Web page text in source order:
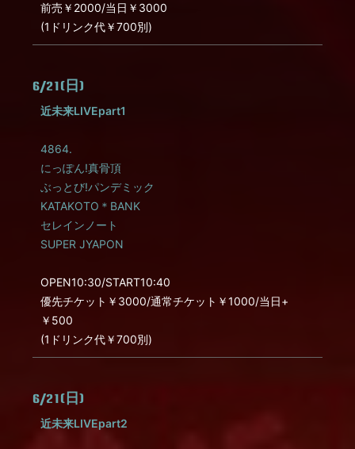
前売￥2000/当日￥3000
(1ドリンク代￥700別)
6/21(日)
近未来LIVEpart1
4864.
にっぽん!真骨頂
ぶっとび!パンデミック
KATAKOTO＊BANK
セレインノート
SUPER JYAPON
OPEN10:30/START10:40
優先チケット￥3000/通常チケット￥1000/当日+
￥500
(1ドリンク代￥700別)
6/21(日)
近未来LIVEpart2